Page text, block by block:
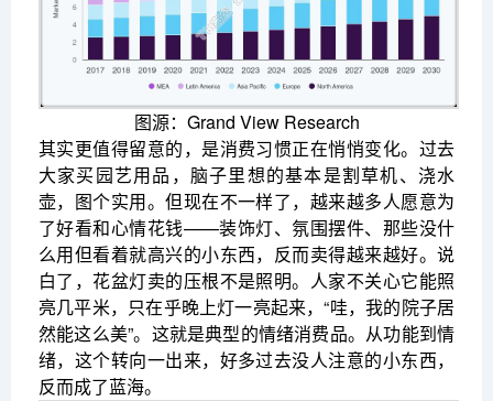
图源：Grand View Research
其实更值得留意的，是消费习惯正在悄悄变化。过去
大家买园艺用品，脑子里想的基本是割草机、浇水
壶，图个实用。但现在不一样了，越来越多人愿意为
了好看和心情花钱——装饰灯、氛围摆件、那些没什
么用但看着就高兴的小东西，反而卖得越来越好。说
白了，花盆灯卖的压根不是照明。人家不关心它能照
亮几平米，只在乎晚上灯一亮起来，“哇，我的院子居
然能这么美”。这就是典型的情绪消费品。从功能到情
绪，这个转向一出来，好多过去没人注意的小东西，
反而成了蓝海。